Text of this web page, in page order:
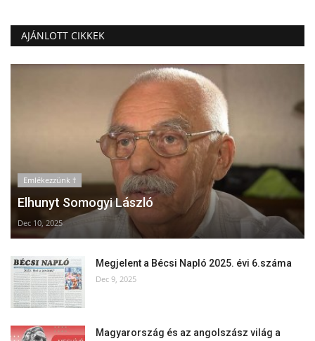
AJÁNLOTT CIKKEK
Emlékezzünk †
Elhunyt Somogyi László
Dec 10, 2025
Megjelent a Bécsi Napló 2025. évi 6.száma
Dec 9, 2025
Magyarország és az angolszász világ a